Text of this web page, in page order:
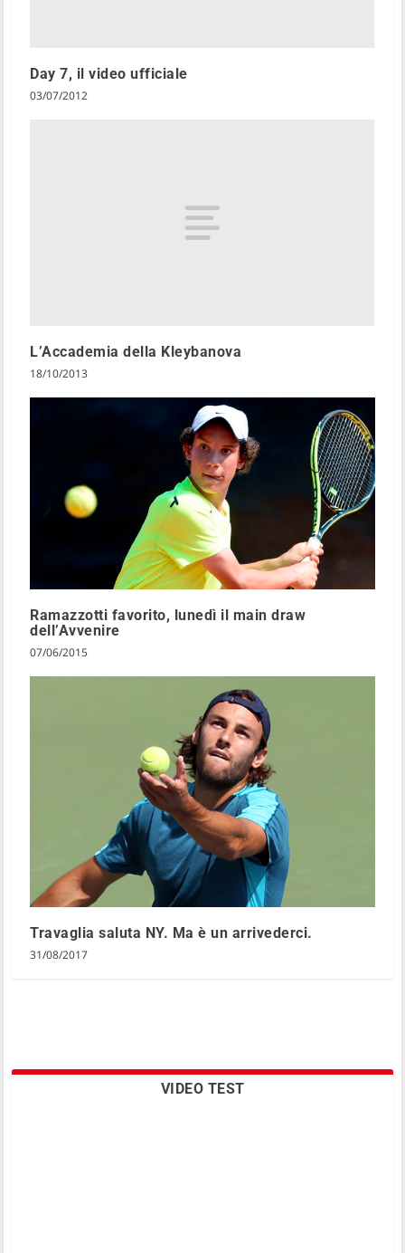
Day 7, il video ufficiale
03/07/2012
L’Accademia della Kleybanova
18/10/2013
Ramazzotti favorito, lunedì il main draw
dell’Avvenire
07/06/2015
Travaglia saluta NY. Ma è un arrivederci.
31/08/2017
VIDEO TEST